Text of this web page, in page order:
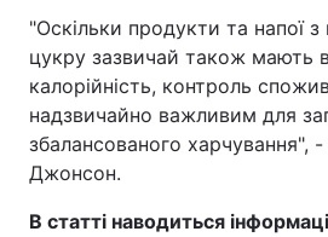
"Оскільки продукти та напої
цукру зазвичай також мають
калорійність, контроль
надзвичайно важливим для
збалансованого харчування", -
Джонсон.
В статті наводиться